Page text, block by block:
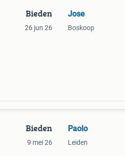
Bieden
26 jun 26
Jose
Boskoop
Bieden
9 mei 26
Paolo
Leiden